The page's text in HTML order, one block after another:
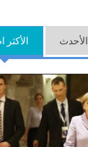
الأكثر الأحدث